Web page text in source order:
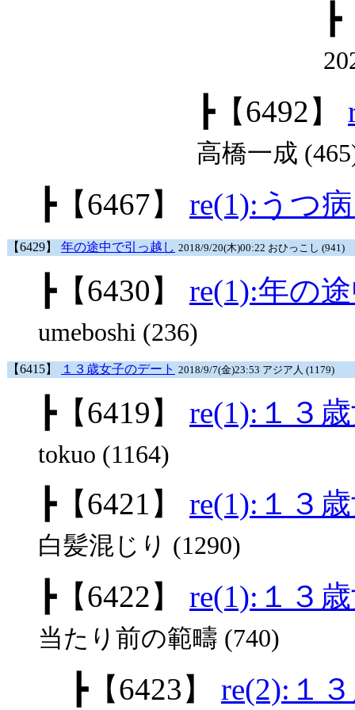
┣
┣【6492】
高橋一成
┣【6467】 re(1):うつ
【6429】 年の途中で引っ越し 2018/9/20(木)00:22 おひっこし (941)
┣【6430】 re(1):年の
umeboshi (236)
【6415】 １３歳女子のデート 2018/9/7(金)23:53 アジア人 (1179)
┣【6419】 re(1):１３
tokuo (1164)
┣【6421】 re(1):１３
白髪混じり (1290)
┣【6422】 re(1):１３
当たり前の範疇 (740)
┣【6423】 re(2):１